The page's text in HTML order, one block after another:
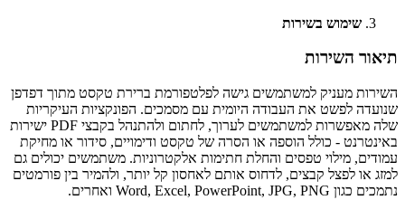
שימוש בשירות
תיאור השירות
השירות מעניק למשתמשים גישה לפלטפורמת ברירת טקסט מתוך דפדפן
שנועדה לפשט את העבודה היומית עם מסמכים. הפונקציות העיקריות
שלה מאפשרות למשתמשים לערוך, לחתום ולהתנהל בקבצי PDF ישירות
באינטרנט - כולל הוספה או הסרה של טקסט ודימויים, סידור או מחיקת
עמודים, מילוי טפסים והחלת חתימות אלקטרוניות. משתמשים יכולים גם
למזג או לפצל קבצים, לדחוס אותם לאחסון קל יותר, ולהמיר בין פורמטים
נתמכים כגון Word, Excel, PowerPoint, JPG, PNG ואחרים.